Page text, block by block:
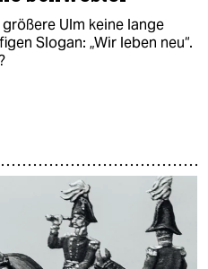
Ulm keine lange
Slogan: „Wir leben neu“.